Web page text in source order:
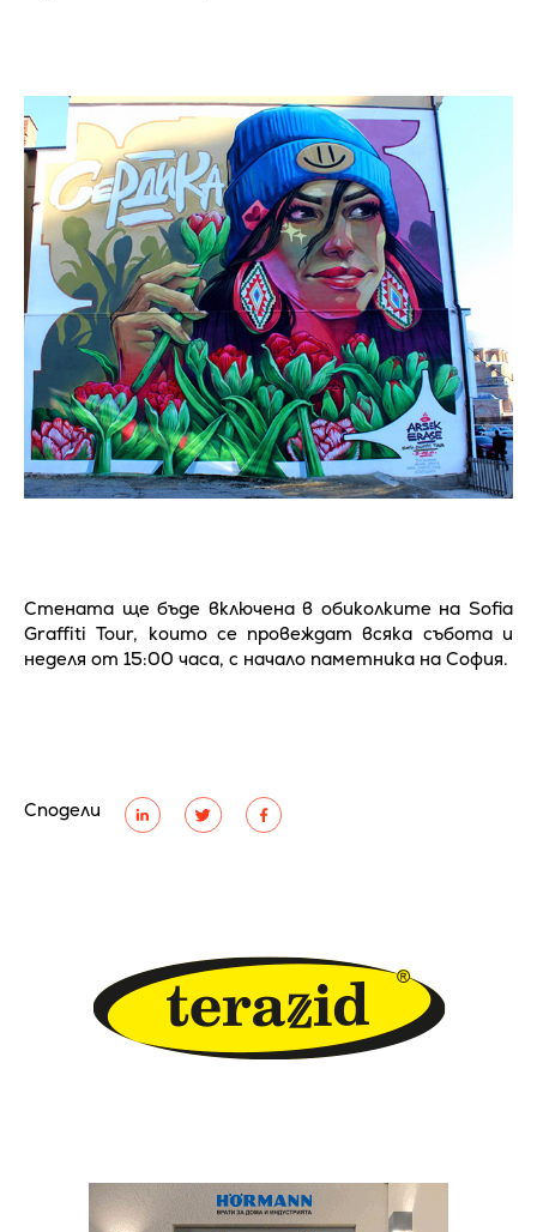
Сподели
Стената ще бъде включена в обиколките на Sofia
Graffiti Tour, които се провеждат всяка събота и
неделя от 15:00 часа, с начало паметника на София.